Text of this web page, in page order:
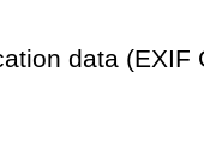
data